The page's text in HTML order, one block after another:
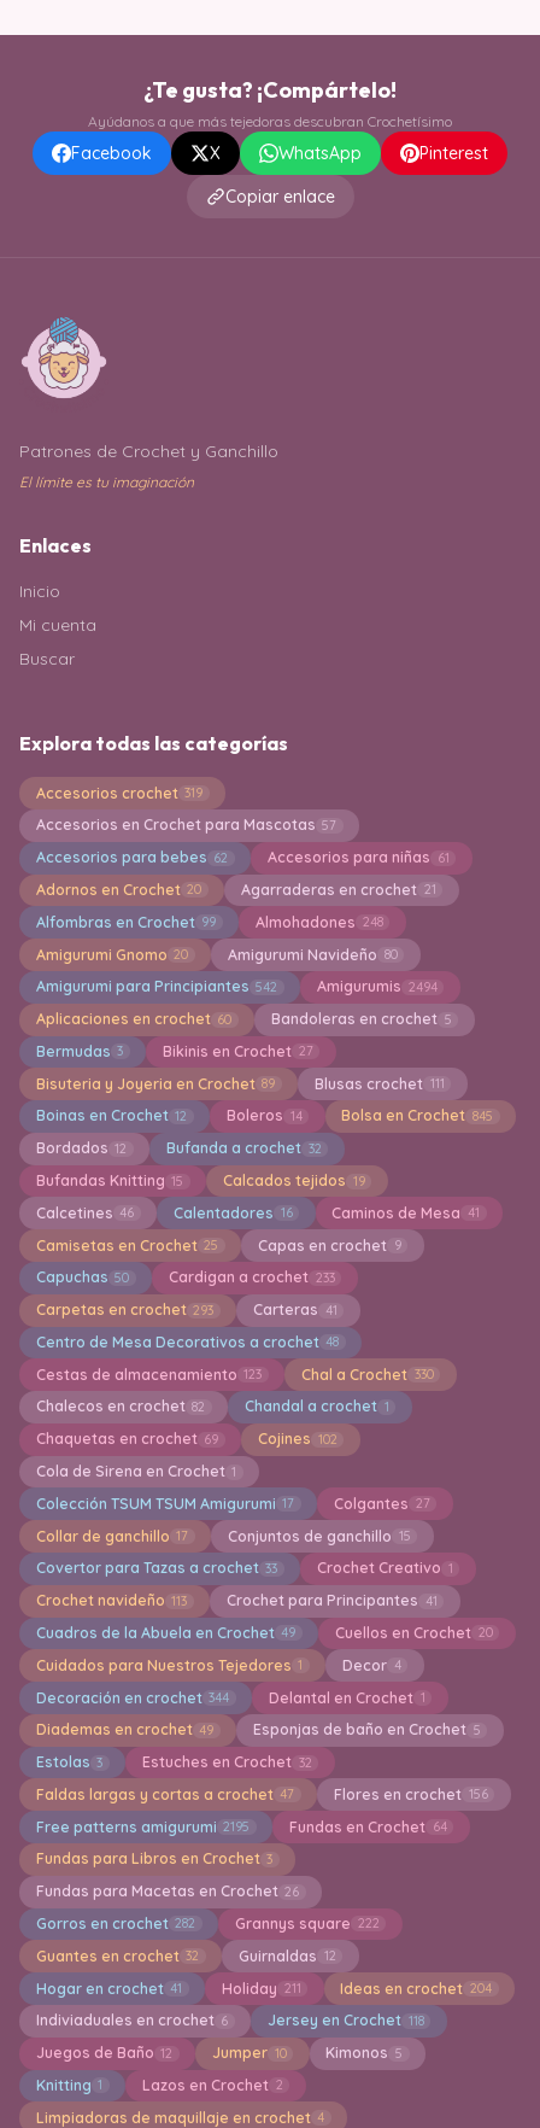
¿Te gusta? ¡Compártelo!
Ayúdanos a que más tejedoras descubran Crochetísimo
Facebook X WhatsApp
Pinterest
Copiar enlace
Patrones de Crochet y Ganchillo
El límite es tu imaginación
Enlaces
Inicio
Mi cuenta
Buscar
Explora todas las categorías
Accesorios crochet 319
Accesorios en Crochet para Mascotas 57
Accesorios para bebes 62 Accesorios para niñas 61
Adornos en Crochet 20 Agarraderas en crochet 21
Alfombras en Crochet 99 Almohadones 248
Amigurumi Gnomo 20 Amigurumi Navideño 80
Amigurumi para Principiantes 542 Amigurumis 2494
Aplicaciones en crochet 60 Bandoleras en crochet 5
Bermudas 3 Bikinis en Crochet 27
Bisuteria y Joyeria en Crochet 89 Blusas crochet 111
Boinas en Crochet 12 Boleros 14 Bolsa en Crochet 845
Bordados 12 Bufanda a crochet 32
Bufandas Knitting 15 Calcados tejidos 19
Calcetines 46 Calentadores 16 Caminos de Mesa 41
Camisetas en Crochet 25 Capas en crochet 9
Capuchas 50 Cardigan a crochet 233
Carpetas en crochet 293 Carteras 41
Centro de Mesa Decorativos a crochet 48
Cestas de almacenamiento 123 Chal a Crochet 330
Chalecos en crochet 82 Chandal a crochet 1
Chaquetas en crochet 69 Cojines 102
Cola de Sirena en Crochet 1
Colección TSUM TSUM Amigurumi 17 Colgantes 27
Collar de ganchillo 17 Conjuntos de ganchillo 15
Covertor para Tazas a crochet 33 Crochet Creativo 1
Crochet navideño 113 Crochet para Principantes 41
Cuadros de la Abuela en Crochet 49 Cuellos en Crochet 20
Cuidados para Nuestros Tejedores 1 Decor 4
Decoración en crochet 344 Delantal en Crochet 1
Diademas en crochet 49 Esponjas de baño en Crochet 5
Estolas 3 Estuches en Crochet 32
Faldas largas y cortas a crochet 47 Flores en crochet 156
Free patterns amigurumi 2195 Fundas en Crochet 64
Fundas para Libros en Crochet 3
Fundas para Macetas en Crochet 26
Gorros en crochet 282 Grannys square 222
Guantes en crochet 32 Guirnaldas 12
Hogar en crochet 41 Holiday 211 Ideas en crochet 204
Indiviaduales en crochet 6 Jersey en Crochet 118
Juegos de Baño 12 Jumper 10 Kimonos 5
Knitting 1 Lazos en Crochet 2
Limpiadoras de maquillaje en crochet 4